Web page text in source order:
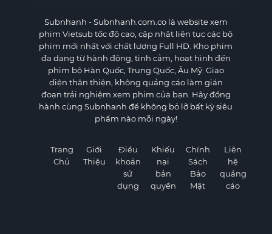
Subnhanh - Subnhanh.com.co là website xem
phim Vietsub tốc độ cao, cập nhật liên tục các bộ
phim mới nhất với chất lượng Full HD. Kho phim
đa dạng từ hành động, tình cảm, hoạt hình đến
phim bộ Hàn Quốc, Trung Quốc, Âu Mỹ. Giao
diện thân thiện, không quảng cáo làm gián
đoạn trải nghiệm xem phim của bạn. Hãy đồng
hành cùng Subnhanh để không bỏ lỡ bất kỳ siêu
phẩm nào mỗi ngày!
Trang
Chủ
Giới
Thiệu
Điều
khoản
sử
dụng
Khiếu
nại
bản
quyền
Chính
Sách
Bảo
Mật
Liên
hệ
quảng
cáo